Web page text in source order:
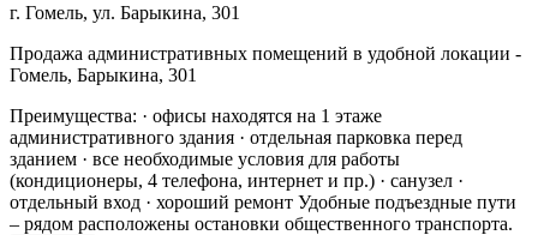
г. Гомель, ул. Барыкина, 301
Продажа административных помещений в удобной локации -
Гомель, Барыкина, 301
Преимущества: · офисы находятся на 1 этаже
административного здания · отдельная парковка перед
зданием · все необходимые условия для работы
(кондиционеры, 4 телефона, интернет и пр.) · санузел ·
отдельный вход · хороший ремонт Удобные подъездные пути
– рядом расположены остановки общественного транспорта.